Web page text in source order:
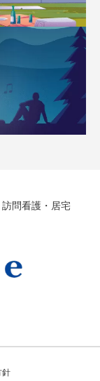
問看護・居宅
針